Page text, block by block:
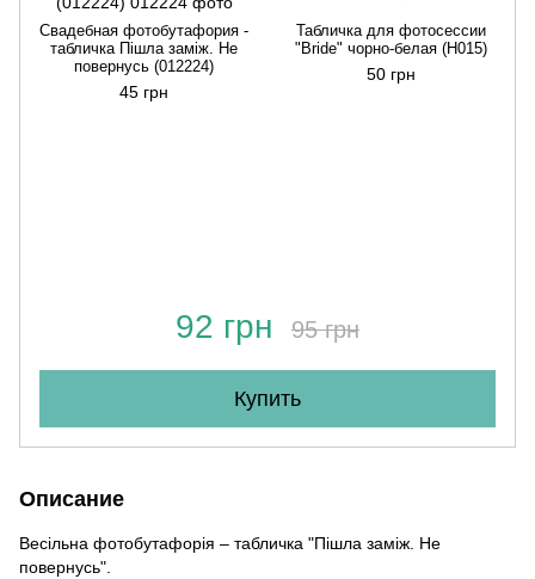
Свадебная фотобутафория -
табличка Пішла заміж. Не
повернусь (012224)
45 грн
Табличка для фотосессии
"Bride" чорно-белая (H015)
50 грн
92 грн 95 грн
Купить
Описание
Весільна фотобутафорія – табличка "Пішла заміж. Не
повернусь".